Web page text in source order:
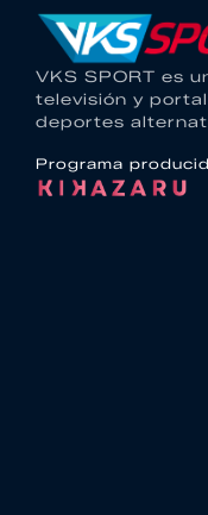
VKS SPORT es
televisión y
deportes
Programa